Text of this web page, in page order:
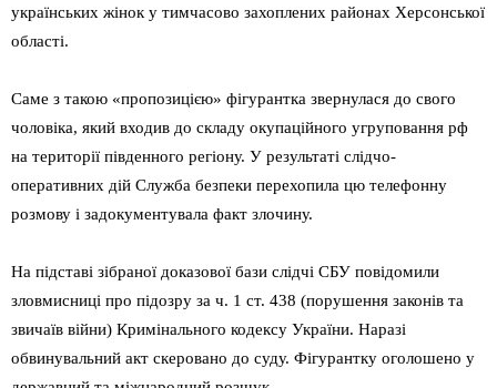
українських жінок у тимчасово захоплених районах Херсонської
області.
Саме з такою «пропозицією» фігурантка звернулася до свого
чоловіка, який входив до складу окупаційного угруповання рф
на території південного регіону. У результаті слідчо-
оперативних дій Служба безпеки перехопила цю телефонну
розмову і задокументувала факт злочину.
На підставі зібраної доказової бази слідчі СБУ повідомили
зловмисниці про підозру за ч. 1 ст. 438 (порушення законів та
звичаїв війни) Кримінального кодексу України. Наразі
обвинувальний акт скеровано до суду. Фігурантку оголошено у